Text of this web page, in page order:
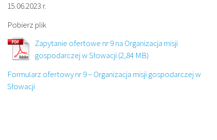
15.06.2023 r.
Pobierz plik
Zapytanie ofertowe nr 9 na Organizacja misji
gospodarczej w Słowacji
Formularz ofertowy nr 9 – Organizacja misji gospodarczej w
Słowacji